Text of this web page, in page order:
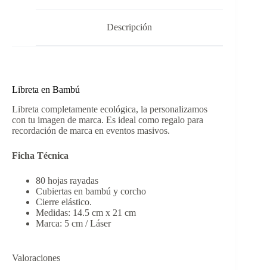
Descripción
Libreta en Bambú
Libreta completamente ecológica, la personalizamos
con tu imagen de marca. Es ideal como regalo para
recordación de marca en eventos masivos.
Ficha Técnica
80 hojas rayadas
Cubiertas en bambú y corcho
Cierre elástico.
Medidas: 14.5 cm x 21 cm
Marca: 5 cm / Láser
Valoraciones